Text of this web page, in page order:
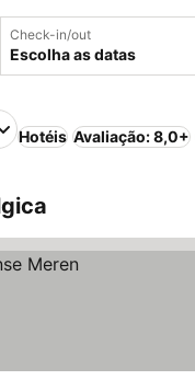
Check-in/out
Escolha as datas
Hotéis Avaliação: 8,0+